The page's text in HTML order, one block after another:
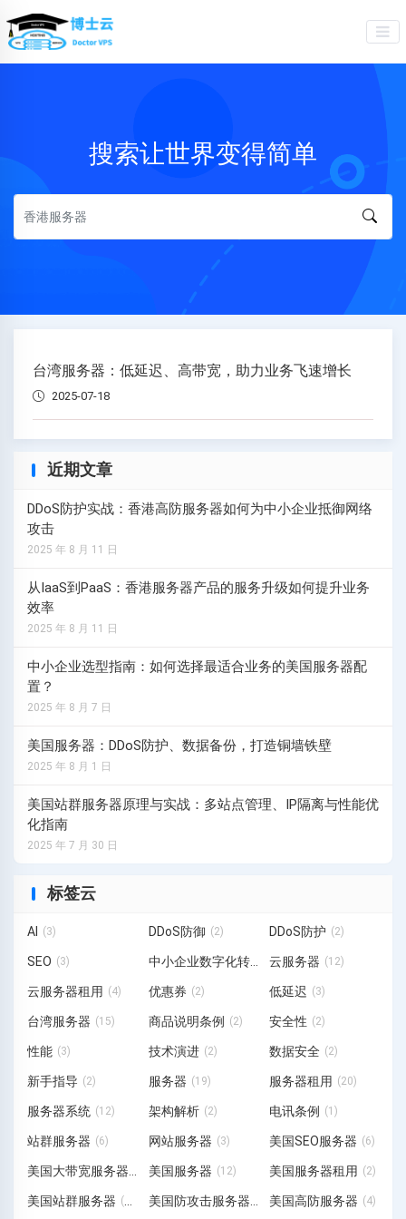
搜索让世界变得简单
台湾服务器：低延迟、高带宽，助力业务飞速增长
2025-07-18
近期文章
DDoS防护实战：香港高防服务器如何为中小企业抵御网络
攻击
2025 年 8 月 11 日
从IaaS到PaaS：香港服务器产品的服务升级如何提升业务
效率
2025 年 8 月 11 日
中小企业选型指南：如何选择最适合业务的美国服务器配
置？
2025 年 8 月 7 日
美国服务器：DDoS防护、数据备份，打造铜墙铁壁
2025 年 8 月 1 日
美国站群服务器原理与实战：多站点管理、IP隔离与性能优
化指南
2025 年 7 月 30 日
标签云
AI (3) DDoS防御 (2) DDoS防护 (2)
SEO (3) 中小企业数字化转型 (3)
云服务器 (12)
云服务器租用 (4) 优惠券 (2) 低延迟 (3)
台湾服务器 (15) 商品说明条例 (2) 安全性 (2)
性能 (3) 技术演进 (2) 数据安全 (2)
新手指导 (2) 服务器 (19) 服务器租用 (20)
服务器系统 (12) 架构解析 (2) 电讯条例 (1)
站群服务器 (6) 网站服务器 (3) 美国SEO服务器 (6)
美国大带宽服务器 美国服务器 (12) 美国服务器租用 (2)
美国站群服务器 (19) 美国防攻击服务器 美国高防服务器 (4)